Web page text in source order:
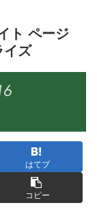
ト ページ
イズ
はてブ
コピー